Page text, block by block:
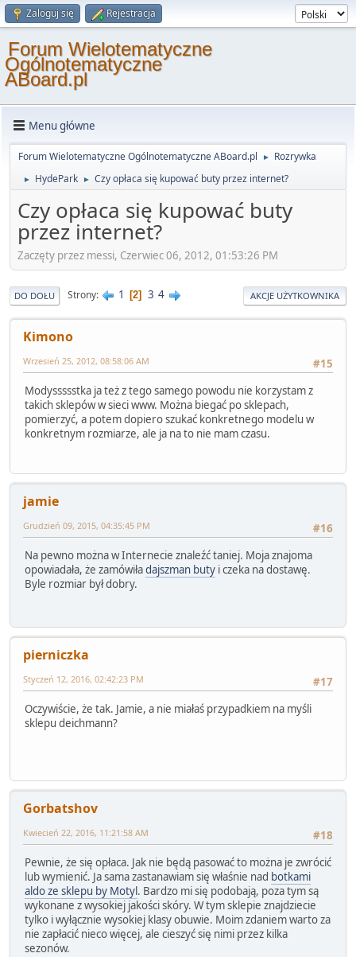
Zaloguj się Rejestracja
Forum Wielotematyczne
Ogólnotematyczne
ABoard.pl
Menu główne
Forum Wielotematyczne Ogólnotematyczne ABoard.pl ► Rozrywka
► HydePark ► Czy opłaca się kupować buty przez internet?
Czy opłaca się kupować buty
przez internet?
Zaczęty przez messi, Czerwiec 06, 2012, 01:53:26 PM
DO DOŁU Strony 1 2 3 4 AKCJE UŻYTKOWNIKA
Kimono
#15
Wrzesień 25, 2012, 08:58:06 AM
Modyssssstka ja też z tego samego powodu nie korzystam z
takich sklepów w sieci www. Można biegać po sklepach,
pomierzyć, a potem dopiero szukać konkretnego modelu w
konkretnym rozmiarze, ale ja na to nie mam czasu.
jamie
#16
Grudzień 09, 2015, 04:35:45 PM
Na pewno można w Internecie znaleźć taniej. Moja znajoma
opowiadała, że zamówiładajszman buty i czeka na dostawę.
Byle rozmiar był dobry.
pierniczka
#17
Styczeń 12, 2016, 02:42:23 PM
Oczywiście, że tak. Jamie, a nie miałaś przypadkiem na myśli
sklepu deichmann?
Gorbatshov
#18
Kwiecień 22, 2016, 11:21:58 AM
Pewnie, że się opłaca. Jak nie będą pasować to można je zwrócić
lub wymienić. Ja sama zastanawiam się właśnie nad botkami
aldo ze sklepu by Motyl . Bardzo mi się podobają, poza tym są
wykonane z wysokiej jakości skóry. W tym sklepie znajdziecie
tylko i wyłącznie wysokiej klasy obuwie. Moim zdaniem warto za
nie zapłacić nieco więcej, ale cieszyć się nimi przez kilka
sezonów.